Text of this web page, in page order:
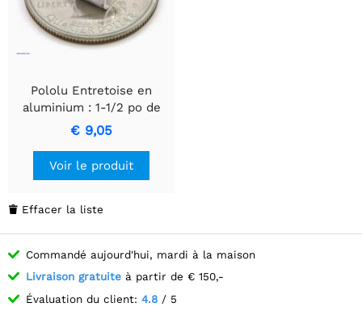
Pololu Entretoise en
aluminium : 1-1/2 po de
longueur, filetage 2-56,
MF (paquet de 4)
€ 9,05
Voir le produit
 Effacer la liste
Commandé aujourd'hui, mardi à la maison
Livraison gratuite à partir de € 150,-
Évaluation du client: 4.8 / 5